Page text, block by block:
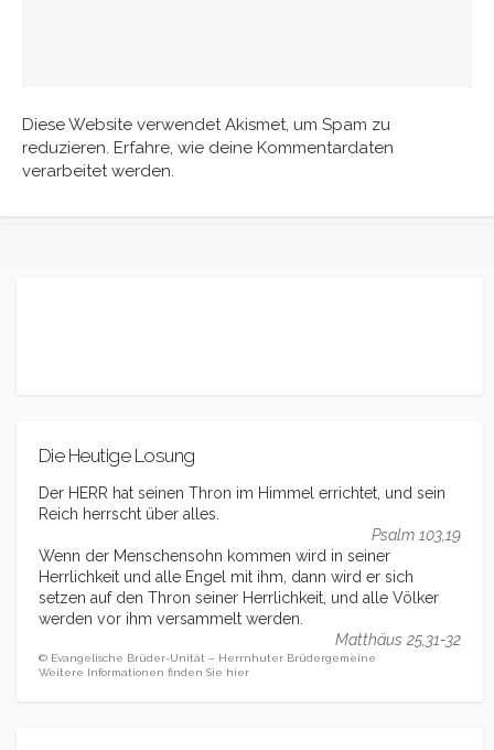
Diese Website verwendet Akismet, um Spam zu
reduzieren. Erfahre, wie deine Kommentardaten
verarbeitet werden.
Die Heutige Losung
Der HERR hat seinen Thron im Himmel errichtet, und sein
Reich herrscht über alles.
Psalm 103,19
Wenn der Menschensohn kommen wird in seiner
Herrlichkeit und alle Engel mit ihm, dann wird er sich
setzen auf den Thron seiner Herrlichkeit, und alle Völker
werden vor ihm versammelt werden.
Matthäus 25,31-32
© Evangelische Brüder-Unität – Herrnhuter Brüdergemeine
Weitere Informationen finden Sie hier